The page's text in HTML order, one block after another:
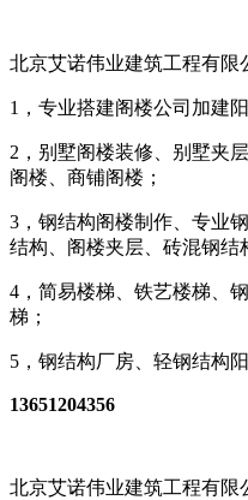
北京艾诺伟业建筑工程有限
1，专业搭建阁楼公司加建
2，别墅阁楼装修、别墅夹
阁楼、商铺阁楼；
3，钢结构阁楼制作、专业
结构、阁楼夹层、砖混钢结
4，简易楼梯、铁艺楼梯、
梯；
5，钢结构厂房、轻钢结构
13651204356
北京艾诺伟业建筑工程有